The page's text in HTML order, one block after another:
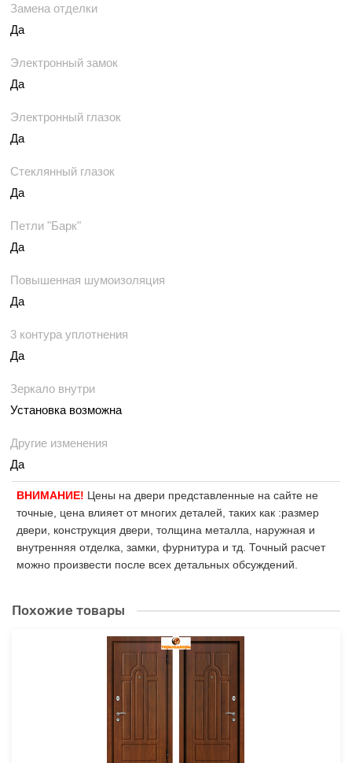
Замена отделки
Да
Электронный замок
Да
Электронный глазок
Да
Стеклянный глазок
Да
Петли "Барк"
Да
Повышенная шумоизоляция
Да
3 контура уплотнения
Да
Зеркало внутри
Установка возможна
Другие изменения
Да
ВНИМАНИЕ! Цены на двери представленные на сайте не
точные, цена влияет от многих деталей, таких как :размер
двери, конструкция двери, толщина металла, наружная и
внутренняя отделка, замки, фурнитура и тд. Точный расчет
можно произвести после всех детальных обсуждений.
Похожие товары